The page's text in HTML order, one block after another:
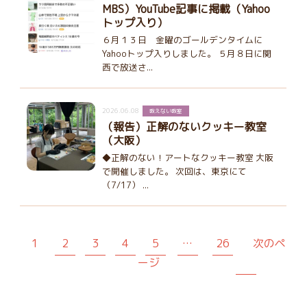
MBS）YouTube記事に掲載（Yahoo
トップ入り）
６月１３日 金曜のゴールデンタイムに
Yahooトップ入りしました。 ５月８日に関
西で放送さ...
2026.06.08 教えない教室
（報告）正解のないクッキー教室
（大阪）
◆正解のない！アートなクッキー教室 大阪
で開催しました。 次回は、東京にて
（7/17） ...
1 2 3 4 5 … 26
次のペ
ージ